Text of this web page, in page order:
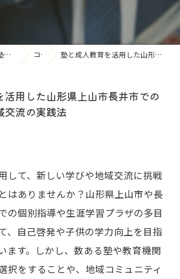
山形県寒河江市の塾なら株式会社これからもありがとう コラム 塾と成人教育を活用した山形県上山市長井市での学び直しと地域交流の実践法
活用した山形県上山市長井市での
交流の実践法
して、新しい学びや地域交流に挑戦
はありませんか？山形県上山市や長
の個別指導や生涯学習プラザの多目
、自己啓発や子供の学力向上を目指
ます。しかし、数ある塾や教育機関
択をすることや、地域コミュニティ